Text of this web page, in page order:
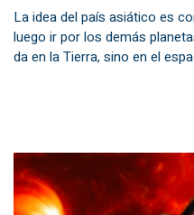
La idea del país asiático es
luego ir por los demás
da en la Tierra, sino en el